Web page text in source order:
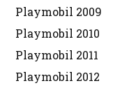
Playmobil 2009
Playmobil 2010
Playmobil 2011
Playmobil 2012